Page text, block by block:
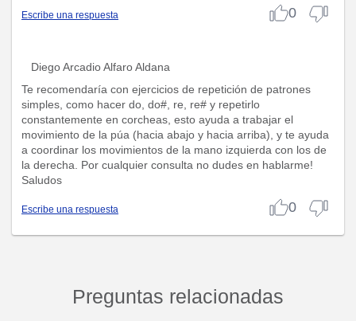
Escribe una respuesta 0
Diego Arcadio Alfaro Aldana
Te recomendaría con ejercicios de repetición de patrones
simples, como hacer do, do#, re, re# y repetirlo
constantemente en corcheas, esto ayuda a trabajar el
movimiento de la púa (hacia abajo y hacia arriba), y te ayuda
a coordinar los movimientos de la mano izquierda con los de
la derecha. Por cualquier consulta no dudes en hablarme!
Saludos
Escribe una respuesta 0
Preguntas relacionadas